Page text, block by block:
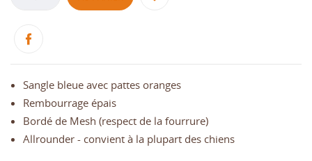
Sangle bleue avec pattes oranges
Rembourrage épais
Bordé de Mesh (respect de la fourrure)
Allrounder - convient à la plupart des chiens